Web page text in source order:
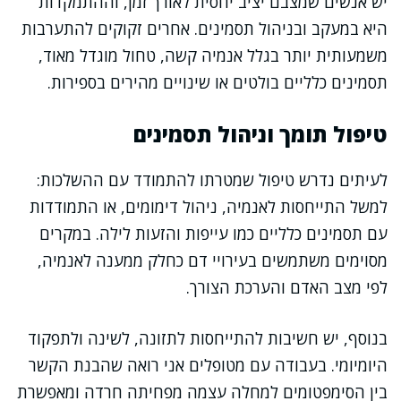
היא במעקב ובניהול תסמינים. אחרים זקוקים להתערבות
משמעותית יותר בגלל אנמיה קשה, טחול מוגדל מאוד,
תסמינים כלליים בולטים או שינויים מהירים בספירות.
טיפול תומך וניהול תסמינים
לעיתים נדרש טיפול שמטרתו להתמודד עם ההשלכות:
למשל התייחסות לאנמיה, ניהול דימומים, או התמודדות
עם תסמינים כלליים כמו עייפות והזעות לילה. במקרים
מסוימים משתמשים בעירויי דם כחלק ממענה לאנמיה,
לפי מצב האדם והערכת הצורך.
בנוסף, יש חשיבות להתייחסות לתזונה, לשינה ולתפקוד
היומיומי. בעבודה עם מטופלים אני רואה שהבנת הקשר
בין הסימפטומים למחלה עצמה מפחיתה חרדה ומאפשרת